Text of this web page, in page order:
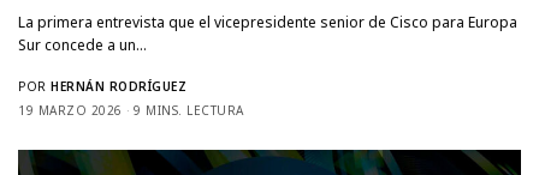
La primera entrevista que el vicepresidente senior de Cisco para Europa
Sur concede a un…
POR HERNÁN RODRÍGUEZ
19 MARZO 2026
9 MINS. LECTURA